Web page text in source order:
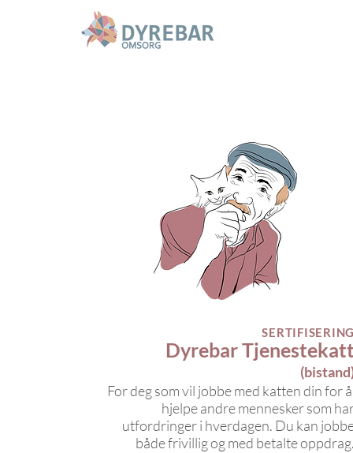
Dyrebar
(bistand
For deg som vil jobbe med katten din for
hjelpe andre mennesker som
utfordringer i hverdagen. Du kan
både frivillig og med betalte